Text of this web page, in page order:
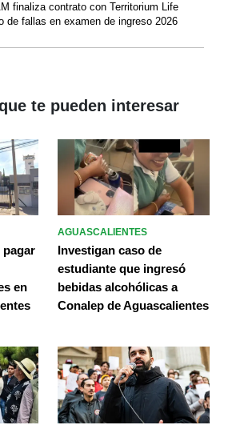
finaliza contrato con Territorium Life
de fallas en examen de ingreso 2026
te pueden interesar
pagar
en
AGUASCALIENTES
Investigan caso de
estudiante que ingresó
bebidas alcohólicas a
Conalep de Aguascalientes